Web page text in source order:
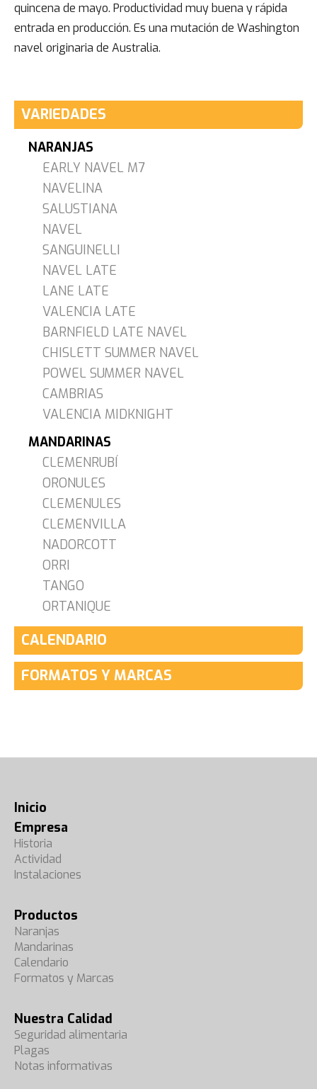
quincena de mayo. Productividad muy buena y rápida
entrada en producción. Es una mutación de Washington
navel originaria de Australia.
VARIEDADES
NARANJAS
EARLY NAVEL M7
NAVELINA
SALUSTIANA
NAVEL
SANGUINELLI
NAVEL LATE
LANE LATE
VALENCIA LATE
BARNFIELD LATE NAVEL
CHISLETT SUMMER NAVEL
POWEL SUMMER NAVEL
CAMBRIAS
VALENCIA MIDKNIGHT
MANDARINAS
CLEMENRUBÍ
ORONULES
CLEMENULES
CLEMENVILLA
NADORCOTT
ORRI
TANGO
ORTANIQUE
CALENDARIO
FORMATOS Y MARCAS
Inicio
Empresa
Historia
Actividad
Instalaciones
Productos
Naranjas
Mandarinas
Calendario
Formatos y Marcas
Nuestra Calidad
Seguridad alimentaria
Plagas
Notas informativas